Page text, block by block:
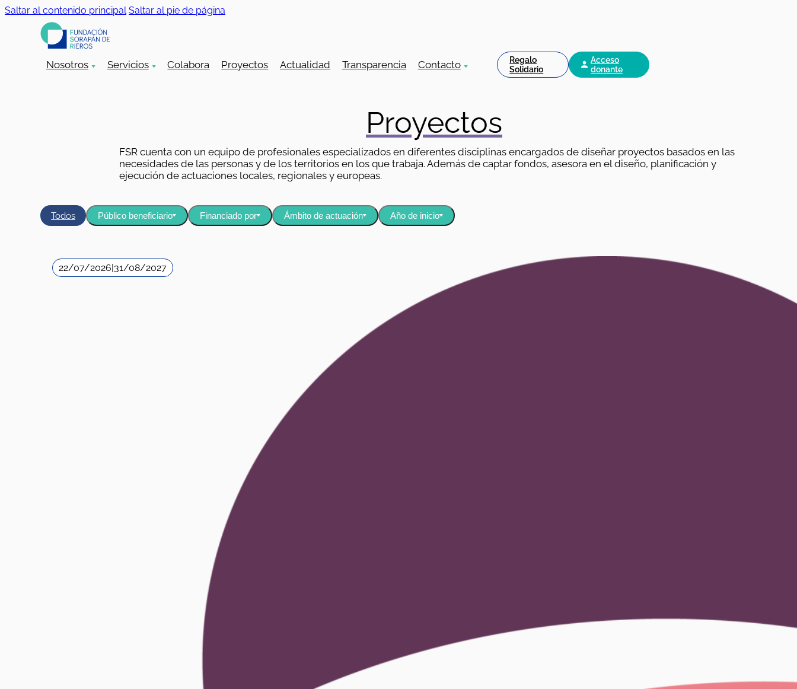
Saltar al contenido principal Saltar al pie de página
Nosotros Servicios Colabora Proyectos Actualidad Transparencia Contacto
Regalo
Solidario
Acceso
donante
Proyectos
FSR cuenta con un equipo de profesionales especializados en diferentes disciplinas encargados de diseñar proyectos basados en las
necesidades de las personas y de los territorios en los que trabaja. Además de captar fondos, asesora en el diseño, planificación y
ejecución de actuaciones locales, regionales y europeas.
Todos Público beneficiario Financiado por Ámbito de actuación Año de inicio
22/07/2026|31/08/2027